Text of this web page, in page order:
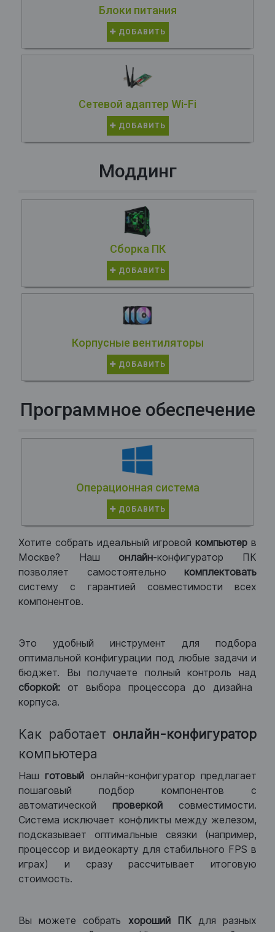
Блоки питания
ДОБАВИТЬ
Сетевой адаптер Wi-Fi
ДОБАВИТЬ
Моддинг
Сборка ПК
ДОБАВИТЬ
Корпусные вентиляторы
ДОБАВИТЬ
Программное обеспечение
Операционная система
ДОБАВИТЬ
Хотите собрать идеальный игровой компьютер в
Москве? Нашонлайн-конфигуратор ПК
позволяет самостоятельно комплектовать
систему с гарантией совместимости всех
компонентов.
Это удобный инструмент для подбора
оптимальной конфигурации под любые задачи и
бюджет. Вы получаете полный контроль над
сборкой: от выбора процессора до дизайна
корпуса.
Как работает онлайн-конфигуратор
компьютера
Нашготовый онлайн-конфигуратор предлагает
пошаговый подбор компонентов с
автоматической проверкой совместимости.
Система исключает конфликты между железом,
подсказывает оптимальные связки (например,
процессор и видеокарту для стабильного FPS в
играх) и сразу рассчитывает итоговую
стоимость.
Вы можете собрать хороший ПКдля разных